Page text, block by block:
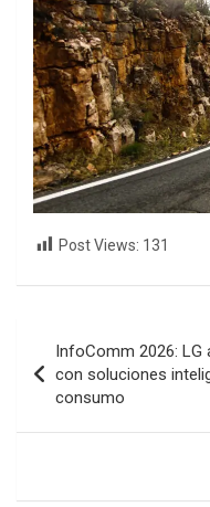
Post Views: 131
de
entradas
InfoComm 2026:
con soluciones
consumo